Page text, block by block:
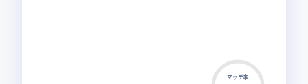
マッチ率